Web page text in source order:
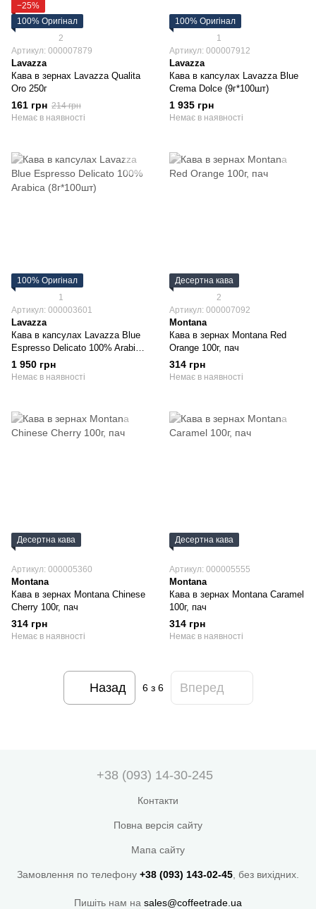
−25%
100% Оригінал
2
Артикул: 000007879
Lavazza
Кава в зернах Lavazza Qualita
Oro 250г
161 грн 214 грн
Немає в наявності
100% Оригінал
1
Артикул: 000007912
Lavazza
Кава в капсулах Lavazza Blue
Crema Dolce (9г*100шт)
1 935 грн
Немає в наявності
100% Оригінал
1
Артикул: 000003601
Lavazza
Кава в капсулах Lavazza Blue
Еspresso Delicato 100% Arabica
(8г*100шт)
1 950 грн
Немає в наявності
Десертна кава
2
Артикул: 000007092
Montana
Кава в зернах Montana Red
Orange 100г, пач
314 грн
Немає в наявності
Десертна кава
Артикул: 000005360
Montana
Кава в зернах Montana Chinese
Cherry 100г, пач
314 грн
Немає в наявності
Десертна кава
Артикул: 000005555
Montana
Кава в зернах Montana Caramel
100г, пач
314 грн
Немає в наявності
Назад 6з 6 Вперед
+38 (093) 14-30-245
Контакти
Повна версія сайту
Мапа сайту
Замовлення по телефону +38 (093) 143-02-45 , без вихідних.
Пишіть нам на sales@coffeetrade.ua